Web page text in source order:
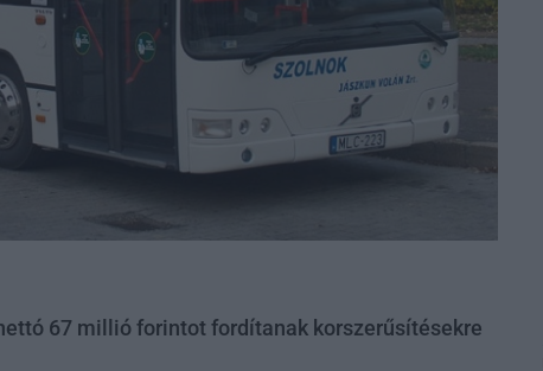
67 millió forintot fordítanak korszerűsítésekre